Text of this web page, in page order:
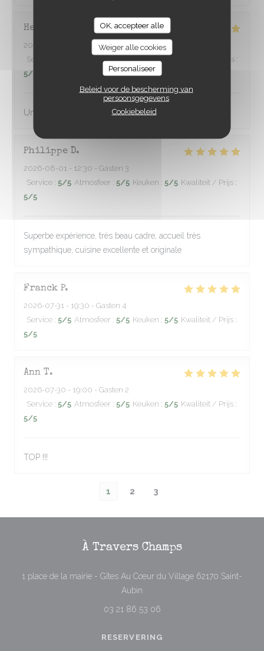
OK, accepteer alle
Weiger alle cookies
Personaliseer
Beleid voor de bescherming van
persoonsgegevens
Cookiebeleid
Herve
2026-08-01
- 13:00 - Gasten 3
Service
Atmosfeer: 4/5 Keuken: Kwaliteit / Prijs :
5/5
Un excellent rapport qualité prix prix et service sympa
Philippe D
2026-08-01 - 12:30 - Gasten 3
Service : 5/5 Atmosfeer : 5/5 Keuken : 5/5 Kwaliteit / Prijs :
5/5
Superbe expérience, très beau cadre, accueil très
sympathique, cuisine excellente et originale
Franck P
2026-07-31 - 19:30 - Gasten 4
Service : 5/5 Atmosfeer : 5/5 Keuken : 5/5 Kwaliteit / Prijs :
5/5
Ann T
2026-07-30 - 19:00 - Gasten 2
Service : 5/5 Atmosfeer : 5/5 Keuken : 5/5 Kwaliteit / Prijs :
5/5
TOP !!!
1 2 3
À Travers Champs
1 place de la mairie - Gîtes Au Cœur du Village 62170 Saint-
Aubin
03 21 86 53 06
RESERVERING